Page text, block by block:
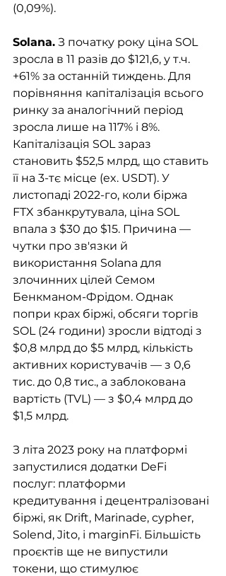
(0,09%).
Solana. З початку року ціна SOL
зросла в 11 разів до $121,6, у т.ч.
+61% за останній тиждень. Для
порівняння капіталізація всього
ринку за аналогічний період
зросла лише на 117% і 8%.
Капіталізація SOL зараз
становить $52,5 млрд, що ставить
її на 3-тє місце (ex. USDT). У
листопаді 2022-го, коли біржа
FTX збанкрутувала, ціна SOL
впала з $30 до $15. Причина —
чутки про зв'язки й
використання Solana для
злочинних цілей Семом
Бенкманом-Фрідом. Однак
попри крах біржі, обсяги торгів
SOL (24 години) зросли відтоді з
$0,8 млрд до $5 млрд, кількість
активних користувачів — з 0,6
тис. до 0,8 тис., а заблокована
вартість (TVL) — з $0,4 млрд до
$1,5 млрд.
З літа 2023 року на платформі
запустилися додатки DeFi
послуг: платформи
кредитування і децентралізовані
біржі, як Drift, Marinade, cypher,
Solend, Jito, і marginFi. Більшість
проєктів ще не випустили
токени, що стимулює